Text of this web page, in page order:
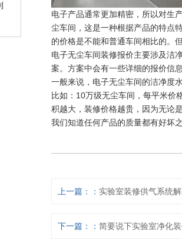
电子产品通常更加精密，所以对生
尘车间，这是一种根据产品的特点
的价格是不能和普通车间相比的。
电子无尘车间装修报价主要涉及洁
案。方案中会有一些详细的报价信
一般来说，电子无尘车间的洁净度
比如： 10万级无尘车间，每平米价
积越大，装修价格越贵，因为无论
我们知道任何产品的质量都有好坏
上一篇： 实验室装修供气系统
下一篇： 简要说下实验室净化